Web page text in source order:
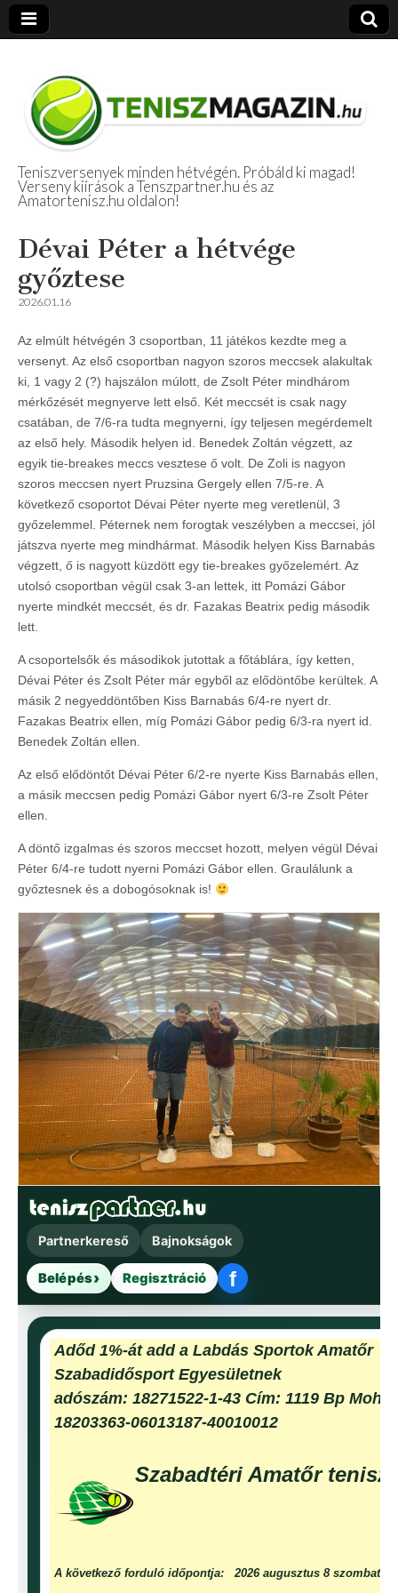
Amatőr Tenisz
Beszámolók
Teniszversenyek minden hétvégén. Próbáld ki magad!
Verseny kiírások a Tenszpartner.hu és az
Amatortenisz.hu oldalon!
Dévai Péter a hétvége
győztese
2026.01.16
Az elmúlt hétvégén 3 csoportban, 11 játékos kezdte meg a
versenyt. Az első csoportban nagyon szoros meccsek alakultak
ki, 1 vagy 2 (?) hajszálon múlott, de Zsolt Péter mindhárom
mérkőzését megnyerve lett első. Két meccsét is csak nagy
csatában, de 7/6-ra tudta megnyerni, így teljesen megérdemelt
az első hely. Második helyen id. Benedek Zoltán végzett, az
egyik tie-breakes meccs vesztese ő volt. De Zoli is nagyon
szoros meccsen nyert Pruzsina Gergely ellen 7/5-re. A
következő csoportot Dévai Péter nyerte meg veretlenül, 3
győzelemmel. Péternek nem forogtak veszélyben a meccsei, jól
játszva nyerte meg mindhármat. Második helyen Kiss Barnabás
végzett, ő is nagyott küzdött egy tie-breakes győzelemért. Az
utolsó csoportban végül csak 3-an lettek, itt Pomázi Gábor
nyerte mindkét meccsét, és dr. Fazakas Beatrix pedig második
lett.
A csoportelsők és másodikok jutottak a főtáblára, így ketten,
Dévai Péter és Zsolt Péter már egyből az elődöntőbe kerültek. A
másik 2 negyeddöntőben Kiss Barnabás 6/4-re nyert dr.
Fazakas Beatrix ellen, míg Pomázi Gábor pedig 6/3-ra nyert id.
Benedek Zoltán ellen.
Az első elődöntőt Dévai Péter 6/2-re nyerte Kiss Barnabás ellen,
a másik meccsen pedig Pomázi Gábor nyert 6/3-re Zsolt Péter
ellen.
A döntő izgalmas és szoros meccset hozott, melyen végül Dévai
Péter 6/4-re tudott nyerni Pomázi Gábor ellen. Graulálunk a
győztesnek és a dobogósoknak is!